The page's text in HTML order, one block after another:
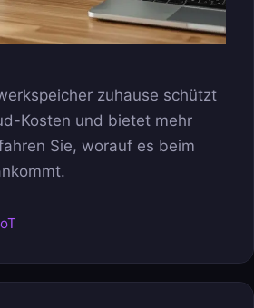
zuhause schützt
Kosten und bietet mehr
Sie, worauf es beim